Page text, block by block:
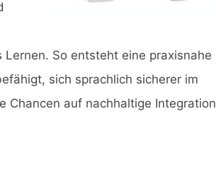
So entsteht eine praxisnahe
sich sprachlich sicherer im
Chancen auf nachhaltige Integration